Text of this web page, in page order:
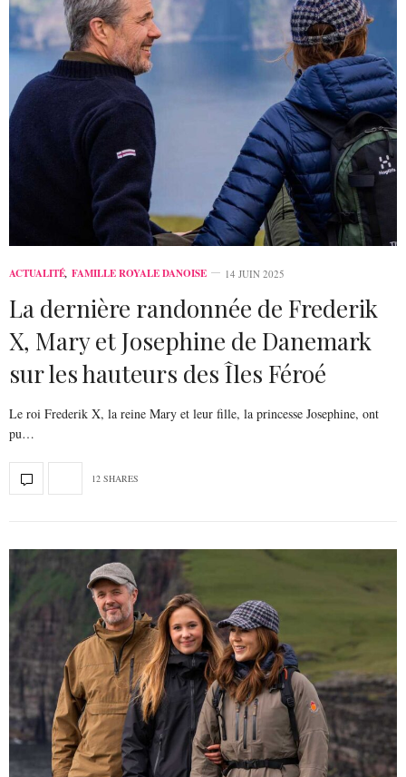
ACTUALITÉ, FAMILLE ROYALE DANOISE 14 JUIN 2025
La dernière randonnée de Frederik
X, Mary et Josephine de Danemark
sur les hauteurs des Îles Féroé
Le roi Frederik X, la reine Mary et leur fille, la princesse Josephine, ont
pu…
12 SHARES